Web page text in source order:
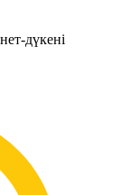
дүкені